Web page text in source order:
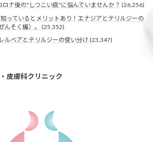
ロナ後の"しつこい痰"に悩んでいませんか？ (26,256)
っているとメリットあり！エナジアとテリルジーの
んそく編）。
(25,352)
ルベアとテリルジーの使い分け (23,347)
皮膚科クリニック